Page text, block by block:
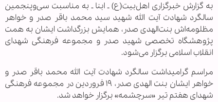
به گزارش خبرگزاری اهل‌بیت(ع) ـ ابنا ـ به مناسبت سی‌وپنجمین
سالگرد شهادت آیت الله شهید سید محمد باقر صدر و خواهر
مظلومه‌اش بنت‌الهدی صدر، همایش بزرگداشت ایشان به همت
پژوهشگاه تخصصی شهید صدر و مجموعه فرهنگی شهدای
انقلاب اسلامی برگزار می‌شود.
مراسم گرامیداشت سالگرد شهادت آیت الله محمد باقر صدر و
خواهر ایشان بنت الهدی صدر، ۱۹ فروردین در مجموعه فرهنگی
شهدای هفتم تیر «سرچشمه» برگزار خواهد شد.